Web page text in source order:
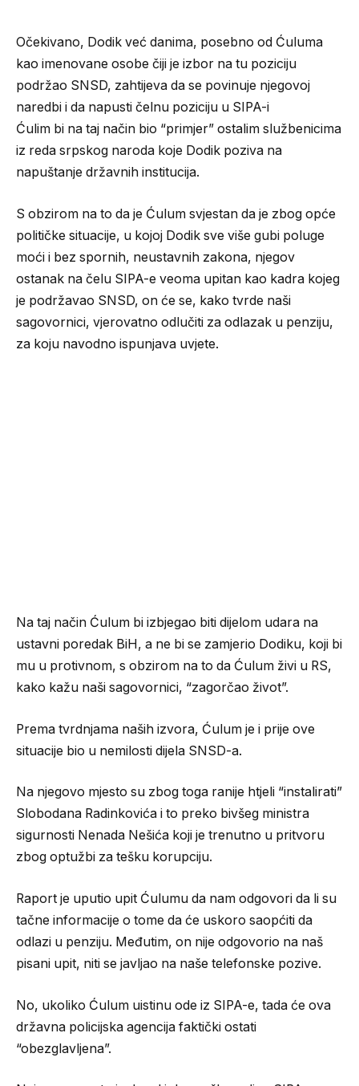
Očekivano, Dodik već danima, posebno od Ćuluma
kao imenovane osobe čiji je izbor na tu poziciju
podržao SNSD, zahtijeva da se povinuje njegovoj
naredbi i da napusti čelnu poziciju u SIPA-i
Ćulim bi na taj način bio “primjer” ostalim službenicima
iz reda srpskog naroda koje Dodik poziva na
napuštanje državnih institucija.
S obzirom na to da je Ćulum svjestan da je zbog opće
političke situacije, u kojoj Dodik sve više gubi poluge
moći i bez spornih, neustavnih zakona, njegov
ostanak na čelu SIPA-e veoma upitan kao kadra kojeg
je podržavao SNSD, on će se, kako tvrde naši
sagovornici, vjerovatno odlučiti za odlazak u penziju,
za koju navodno ispunjava uvjete.
Na taj način Ćulum bi izbjegao biti dijelom udara na
ustavni poredak BiH, a ne bi se zamjerio Dodiku, koji bi
mu u protivnom, s obzirom na to da Ćulum živi u RS,
kako kažu naši sagovornici, “zagorčao život”.
Prema tvrdnjama naših izvora, Ćulum je i prije ove
situacije bio u nemilosti dijela SNSD-a.
Na njegovo mjesto su zbog toga ranije htjeli “instalirati”
Slobodana Radinkovića i to preko bivšeg ministra
sigurnosti Nenada Nešića koji je trenutno u pritvoru
zbog optužbi za tešku korupciju.
Raport je uputio upit Ćulumu da nam odgovori da li su
tačne informacije o tome da će uskoro saopćiti da
odlazi u penziju. Međutim, on nije odgovorio na naš
pisani upit, niti se javljao na naše telefonske pozive.
No, ukoliko Ćulum uistinu ode iz SIPA-e, tada će ova
državna policijska agencija faktički ostati
“obezglavljena”.